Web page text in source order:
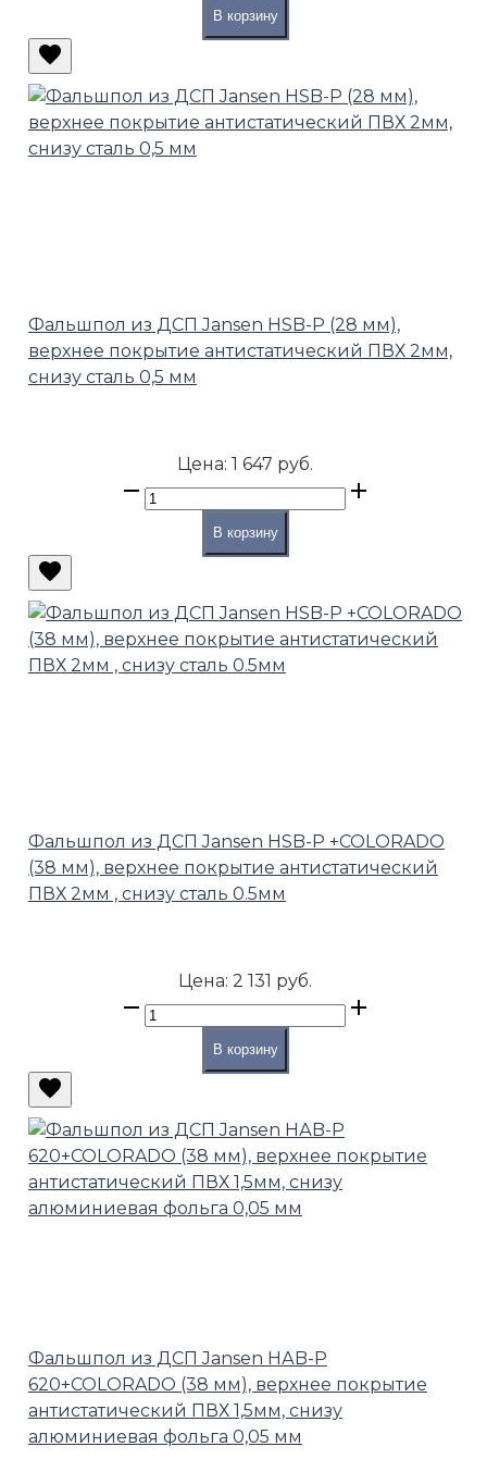
В корзину
Фальшпол из ДСП Jansen HSB-P (28 мм),
верхнее покрытие антистатический ПВХ 2мм,
снизу сталь 0,5 мм
Цена: 1 647 руб.
В корзину
Фальшпол из ДСП Jansen HSB-P +COLORADO
(38 мм), верхнее покрытие антистатический
ПВХ 2мм , снизу сталь 0.5мм
Цена: 2 131 руб.
В корзину
Фальшпол из ДСП Jansen HАB-P
620+COLORADO (38 мм), верхнее покрытие
антистатический ПВХ 1,5мм, снизу
алюминиевая фольга 0,05 мм